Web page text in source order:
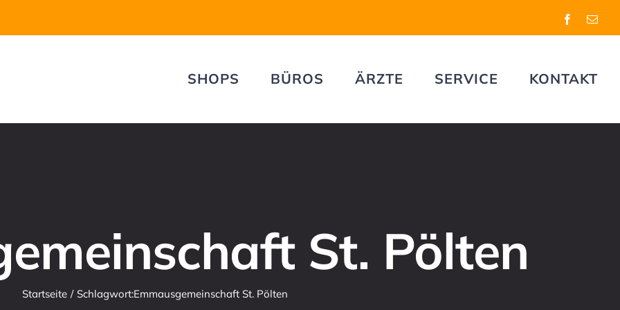
Facebook
E-
SHOPS BÜROS ÄRZTE SERVICE KONTAKT
St. Pölten
Startseite Schlagwort:Emmausgemeinschaft St. Pölten